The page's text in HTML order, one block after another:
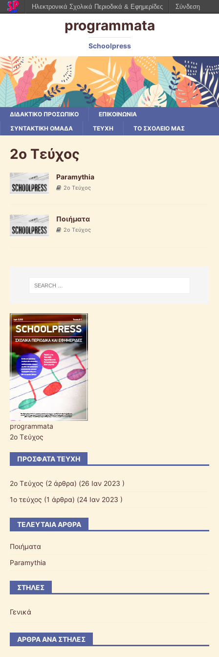
programmata
Schoolpress
ΔΙΔΑΚΤΙΚΟ ΠΡΟΣΩΠΙΚΟ
ΕΠΙΚΟΙΝΩΝΙΑ
ΣΥΝΤΑΚΤΙΚΗ ΟΜΑΔΑ
ΤΕΥΧΗ ΤΟ ΣΧΟΛΕΙΟ ΜΑΣ
2ο Τεύχος
Paramythia
2ο Τεύχος
Ποιήματα
2ο Τεύχος
programmata
2ο Τεύχος
ΠΡΌΣΦΑΤΑ ΤΕΎΧΗ
2ο Τεύχος (2 άρθρα) (26 Ιαν 2023 )
1ο τεύχος (1 άρθρα) (24 Ιαν 2023 )
ΤΕΛΕΥΤΑΊΑ ΆΡΘΡΑ
Ποιήματα
Paramythia
ΣΤΉΛΕΣ
Γενικά
ΆΡΘΡΑ ΑΝΆ ΣΤΉΛΕΣ
Ηλεκτρονικά Σχολικά Περιοδικά & Εφημερίδες Σύνδεση